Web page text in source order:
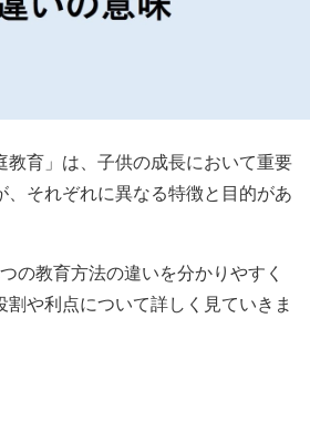
教育」は、子供の成長において重要
、それぞれに異なる特徴と目的があ
の教育方法の違いを分かりやすく
や利点について詳しく見ていきま